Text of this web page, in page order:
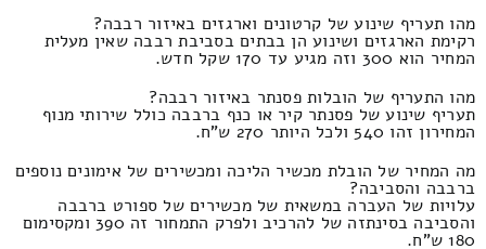
מהו תעריף שינוע של קרטונים וארגזים באיזור רבבה?
רקימת הארגזים ושינוע הן בבתים בסביבת רבבה שאין מעלית
המחיר הוא 300 וזה מגיע עד 170 שקל חדש.
מהו התעריף של הובלות פסנתר באיזור רבבה?
תעריף שינוע של פסנתר קיר או כנף ברבבה כולל שירותי מנוף
המחירון זהו 540 ולכל היותר 270 ש"ח.
מה המחיר של הובלת מכשיר הליכה ומכשירים של אימונים נוספים
ברבבה והסביבה?
עלויות של העברה במשאית של מכשירים של ספורט ברבבה
והסביבה בסינתזה של להרכיב ולפרק התמחור זה 390 ומקסימום
180 ש"ח.